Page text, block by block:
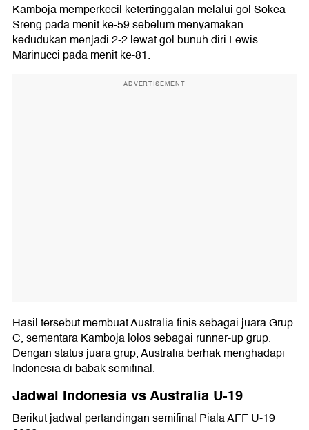
Kamboja memperkecil ketertinggalan melalui gol Sokea
Sreng pada menit ke-59 sebelum menyamakan
kedudukan menjadi 2-2 lewat gol bunuh diri Lewis
Marinucci pada menit ke-81.
ADVERTISEMENT
Hasil tersebut membuat Australia finis sebagai juara Grup
C, sementara Kamboja lolos sebagai runner-up grup.
Dengan status juara grup, Australia berhak menghadapi
Indonesia di babak semifinal.
Jadwal Indonesia vs Australia U-19
Berikut jadwal pertandingan semifinal Piala AFF U-19